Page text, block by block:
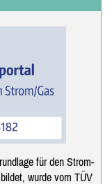
für den Strom-
wurde vom TÜV